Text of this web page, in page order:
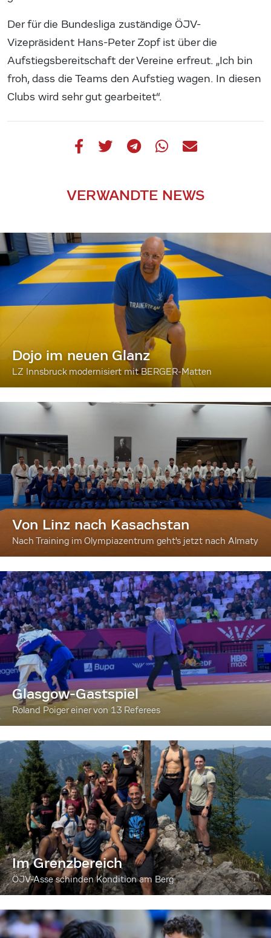
Der für die Bundesliga zuständige ÖJV-
Vizepräsident Hans-Peter Zopf ist über die
Aufstiegsbereitschaft der Vereine erfreut. „Ich bin
froh, dass die Teams den Aufstieg wagen. In diesen
Clubs wird sehr gut gearbeitet“.
VERWANDTE NEWS
Dojo im neuen Glanz
LZ Innsbruck modernisiert mit BERGER-Matten
Von Linz nach Kasachstan
Nach Training im Olympiazentrum geht's jetzt nach Almaty
Glasgow-Gastspiel
Roland Poiger einer von 13 Referees
Im Grenzbereich
ÖJV-Asse schinden Kondition am Berg